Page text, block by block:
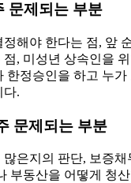
문제되는 부분
해야 한다는 점, 앞
, 미성년 상속인을
한정승인을 하고 누
다.
문제되는 부분
은지의 판단, 보증
부동산을 어떻게 청